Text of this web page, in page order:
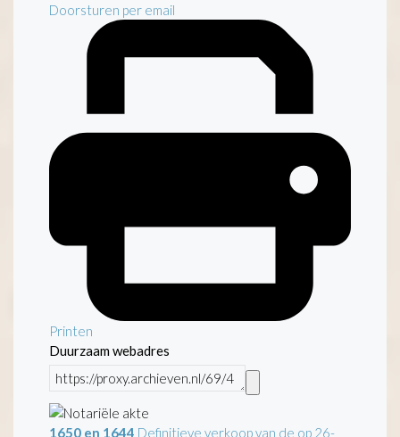
Doorsturen per email
Printen
Duurzaam webadres
1650 en 1644 Definitieve verkoop van de op 26-